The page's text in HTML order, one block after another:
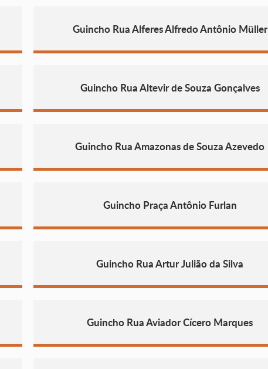
Guincho Rua Alferes Alfredo Antônio Müller
Guincho Rua Altevir de Souza Gonçalves
Guincho Rua Amazonas de Souza Azevedo
Guincho Praça Antônio Furlan
Guincho Rua Artur Julião da Silva
Guincho Rua Aviador Cícero Marques